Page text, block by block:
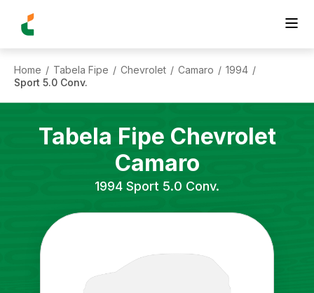
Home / Tabela Fipe / Chevrolet / Camaro / 1994 /
Sport 5.0 Conv.
Tabela Fipe Chevrolet
Camaro
1994 Sport 5.0 Conv.